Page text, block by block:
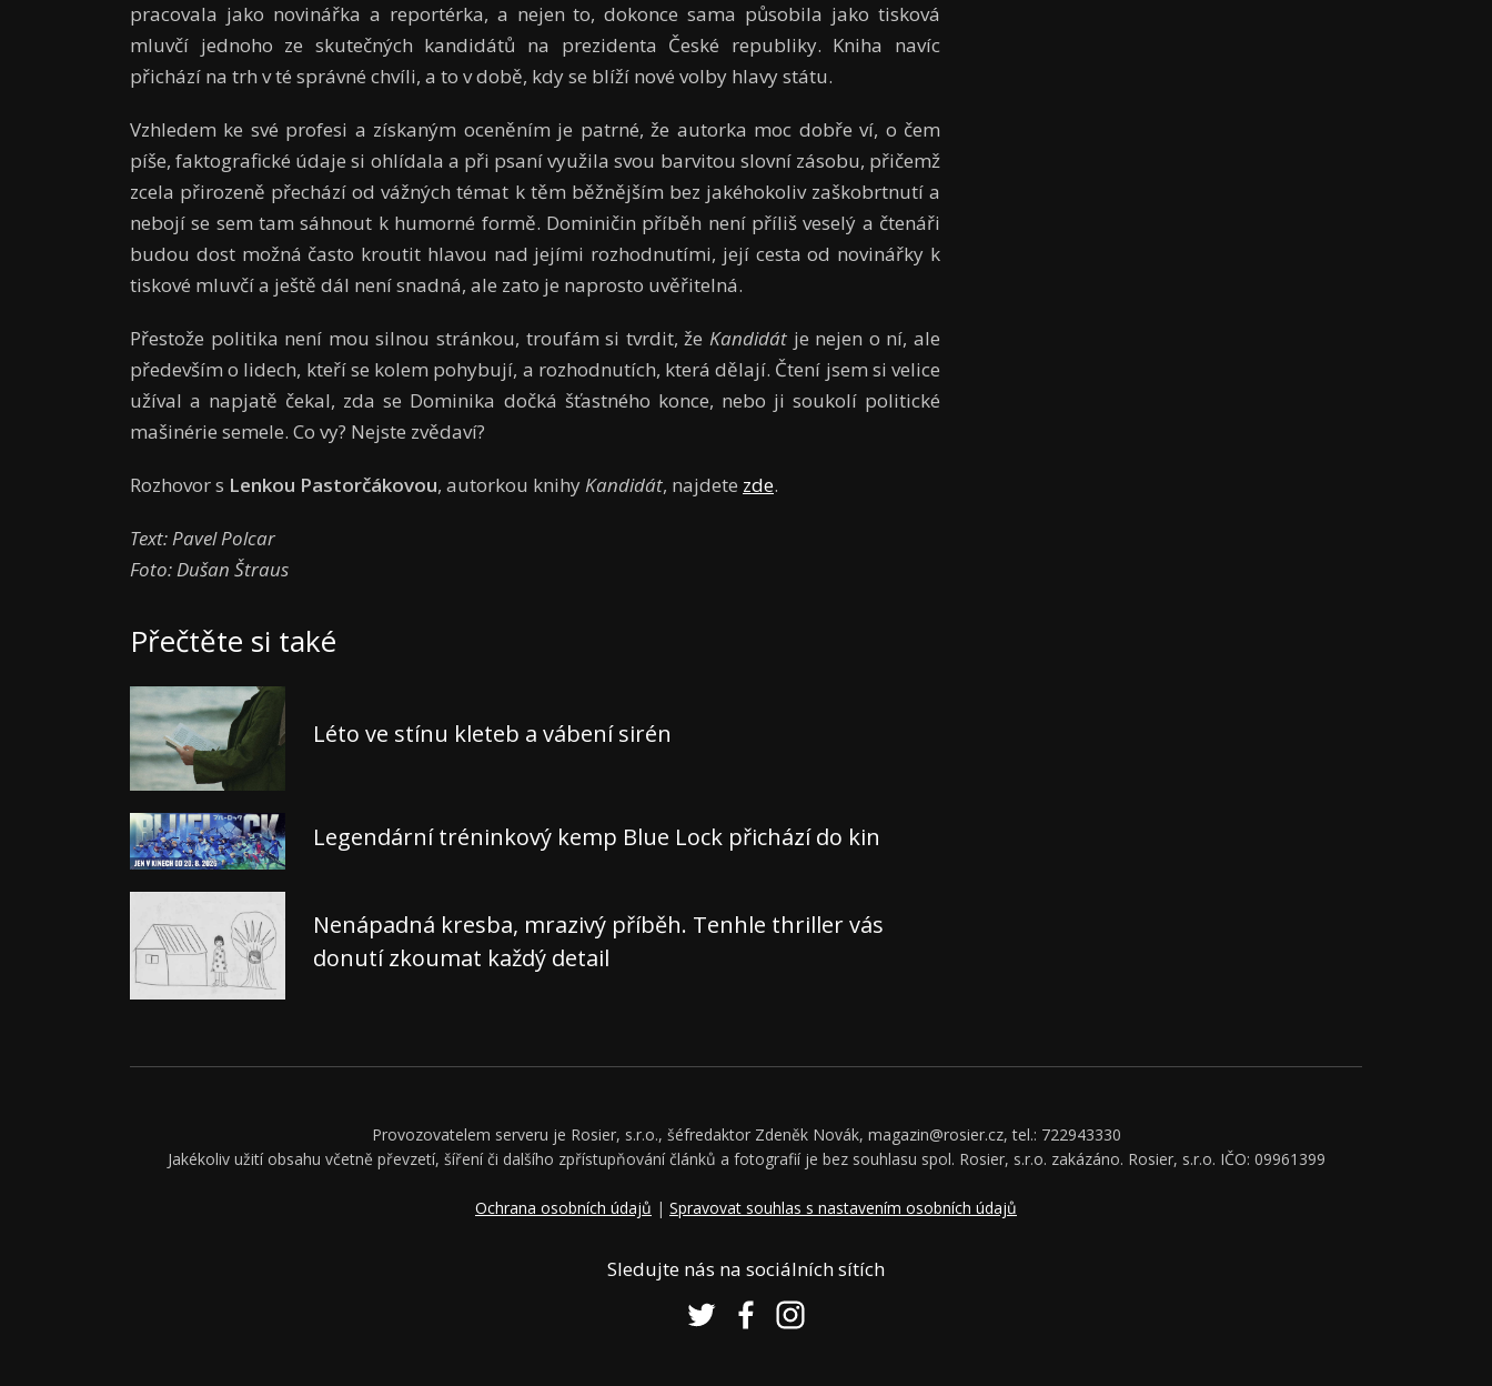
pracovala jako novinářka a reportérka, a nejen to, dokonce sama působila jako tisková
mluvčí jednoho ze skutečných kandidátů na prezidenta České republiky. Kniha navíc
přichází na trh v té správné chvíli, a to v době, kdy se blíží nové volby hlavy státu.
Vzhledem ke své profesi a získaným oceněním je patrné, že autorka moc dobře ví, o čem
píše, faktografické údaje si ohlídala a při psaní využila svou barvitou slovní zásobu, přičemž
zcela přirozeně přechází od vážných témat k těm běžnějším bez jakéhokoliv zaškobrtnutí a
nebojí se sem tam sáhnout k humorné formě. Dominičin příběh není příliš veselý a čtenáři
budou dost možná často kroutit hlavou nad jejími rozhodnutími, její cesta od novinářky k
tiskové mluvčí a ještě dál není snadná, ale zato je naprosto uvěřitelná.
Přestože politika není mou silnou stránkou, troufám si tvrdit, že Kandidát je nejen o ní, ale
především o lidech, kteří se kolem pohybují, a rozhodnutích, která dělají. Čtení jsem si velice
užíval a napjatě čekal, zda se Dominika dočká šťastného konce, nebo ji soukolí politické
mašinérie semele. Co vy? Nejste zvědaví?
Rozhovor s Lenkou Pastorčákovou, autorkou knihyKandidát, najdete zde.
Text: Pavel Polcar
Foto: Dušan Štraus
Přečtěte si také
Léto ve stínu kleteb a vábení sirén
Legendární tréninkový kemp Blue Lock přichází do kin
Nenápadná kresba, mrazivý příběh. Tenhle thriller vás
donutí zkoumat každý detail
Provozovatelem serveru je Rosier, s.r.o., šéfredaktor Zdeněk Novák, magazin@rosier.cz, tel.: 722943330
Jakékoliv užití obsahu včetně převzetí, šíření či dalšího zpřístupňování článků a fotografií je bez souhlasu spol. Rosier, s.r.o. zakázáno. Rosier, s.r.o. IČO: 09961399
Ochrana osobních údajů | Spravovat souhlas s nastavením osobních údajů
Sledujte nás na sociálních sítích